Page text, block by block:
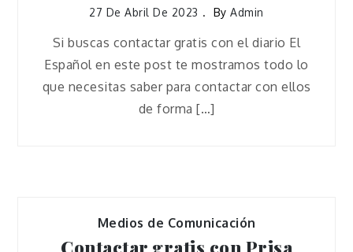
27 De Abril De 2023 ByAdmin
Si buscas contactar gratis con el diario El
Español en este post te mostramos todo lo
que necesitas saber para contactar con ellos
de forma […]
Medios de Comunicación